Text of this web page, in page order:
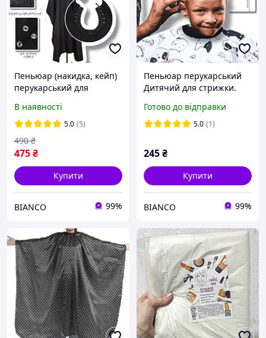
Пеньюар (накидка, кейп)
перукарський для
Манжет на кнопках
Чорний (шт)
В наявності
5.0 (5)
475₴
490 ₴
Купити
BIANCO 99%
Пеньюар перукарський
Дитячий для стрижки.
Котики 80*140см на
липучках та зав'язках
Готово до відправки
5.0 (1)
245₴
Купити
BIANCO 99%